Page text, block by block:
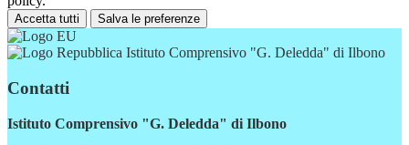
Accetta tutti Salva le preferenze
Istituto Comprensivo "G. Deledda" di Ilbono
Contatti
Istituto Comprensivo "G. Deledda" di Ilbono